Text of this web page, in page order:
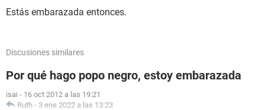
Estás embarazada entonces.
Discusiones similares
Por qué hago popo negro, estoy embarazada
isai - 16 oct 2012 a las 19:21
Ruth - 3 ene 2022 a las 13:23